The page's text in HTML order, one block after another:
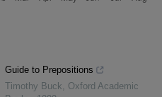
Guide to Prepositions
Timothy Buck, Oxford Academic